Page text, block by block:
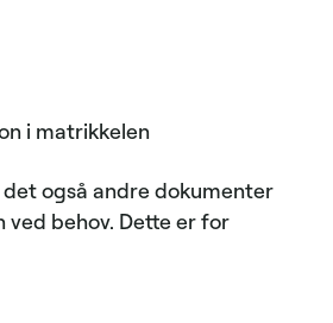
i matrikkelen
også andre dokumenter
ved behov. Dette er for